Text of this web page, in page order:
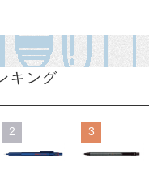
キング
2 3